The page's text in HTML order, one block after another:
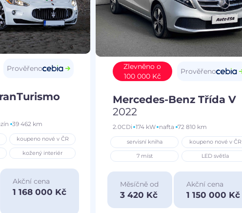
Prověřeno
39 462 km
koupeno nové v ČR
kožený interiér
Akční cena
1 168 000 Kč
Zlevněno o
100 000 Kč
Prověřeno
Mercedes-Benz Třída V
2022
2.0CDi 174 kW nafta 72 810 km
servisní kniha koupeno nové v ČR
7 míst LED světla
Měsíčně od
3 420 Kč
Akční cena
1 150 000 Kč